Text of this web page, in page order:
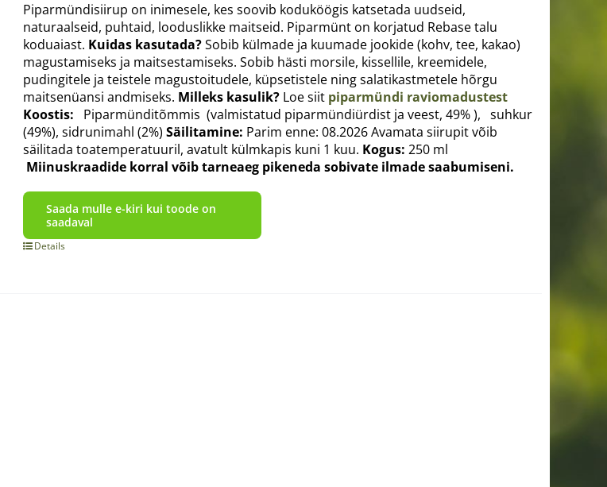
Piparmündisiirup on inimesele, kes soovib koduköögis katsetada uudseid,
naturaalseid, puhtaid, looduslikke maitseid. Piparmünt on korjatud Rebase talu
koduaiast. Kuidas kasutada?Sobib külmade ja kuumade jookide (kohv, tee, kakao)
magustamiseks ja maitsestamiseks. Sobib hästi morsile, kissellile, kreemidele,
pudingitele ja teistele magustoitudele, küpsetistele ning salatikastmetele hõrgu
maitsenüansi andmiseks. Milleks kasulik?Loe siit piparmündi raviomadustest
Koostis: Piparmünditõmmis (valmistatud piparmündiürdist ja veest, 49% ), suhkur
(49%), sidrunimahl (2%) Säilitamine: Parim enne: 08.2026 Avamata siirupit võib
säilitada toatemperatuuril, avatult külmkapis kuni 1 kuu. Kogus: 250 ml
Miinuskraadide korral võib tarneaeg pikeneda sobivate ilmade saabumiseni.
Saada mulle e-kiri kui toode on
saadaval
Details